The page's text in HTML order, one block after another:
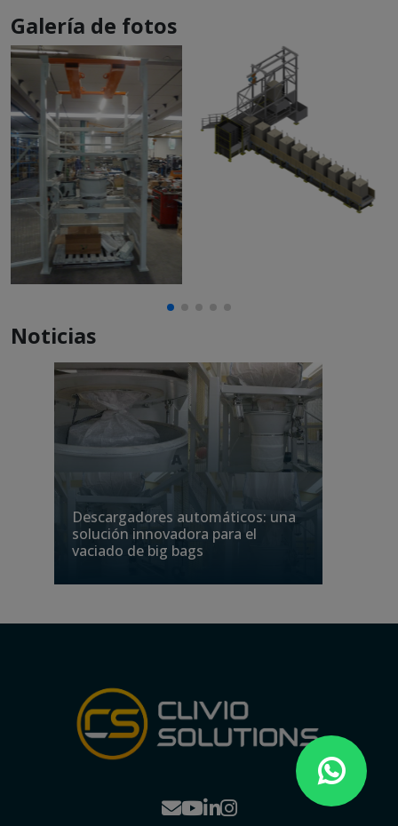
Galería de fotos
Noticias
Descargadores automáticos: una
solución innovadora para el
vaciado de big bags